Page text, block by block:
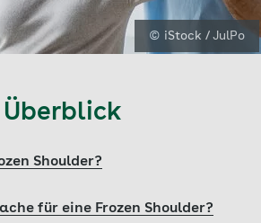
© iStock / JulPo
Shoulder?
für eine Frozen Shoulder?